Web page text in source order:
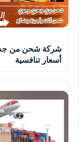
أسعار تنافسية